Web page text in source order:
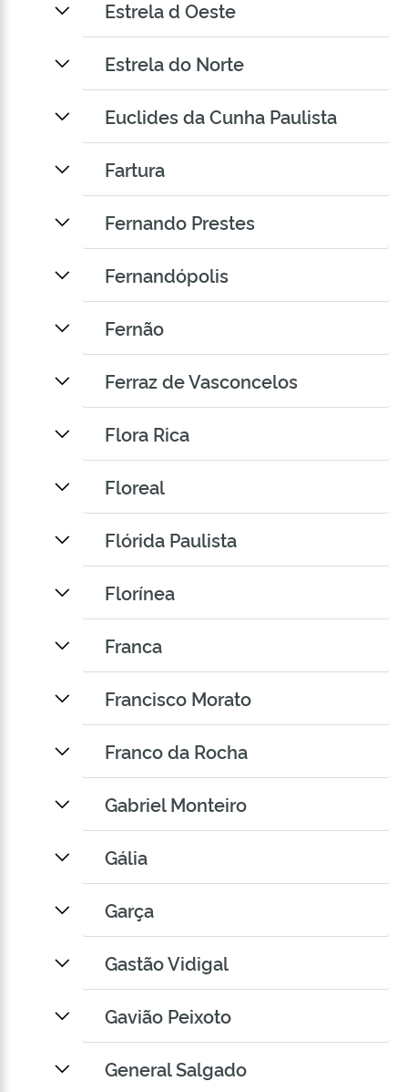
Estrela d Oeste
Estrela do Norte
Euclides da Cunha Paulista
Fartura
Fernando Prestes
Fernandópolis
Fernão
Ferraz de Vasconcelos
Flora Rica
Floreal
Flórida Paulista
Florínea
Franca
Francisco Morato
Franco da Rocha
Gabriel Monteiro
Gália
Garça
Gastão Vidigal
Gavião Peixoto
General Salgado